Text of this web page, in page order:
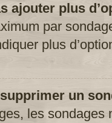
ajouter plus
par
plus
un
les sondages